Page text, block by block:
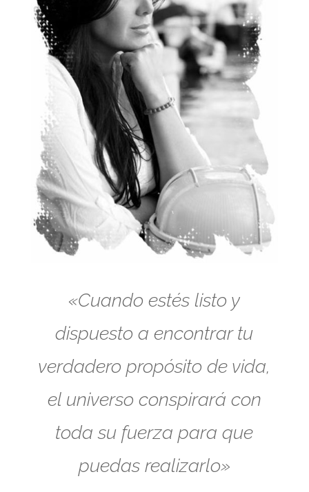
«Cuando estés listo y
dispuesto a encontrar tu
verdadero propósito de vida,
el universo conspirará con
toda su fuerza para que
puedas realizarlo»